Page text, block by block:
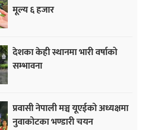
मूल्य ६ हजार
देशका केही स्थानमा भारी वर्षाको
सम्भावना
प्रवासी नेपाली मञ्च यूएईको अध्यक्षमा
नुवाकोटका भण्डारी चयन